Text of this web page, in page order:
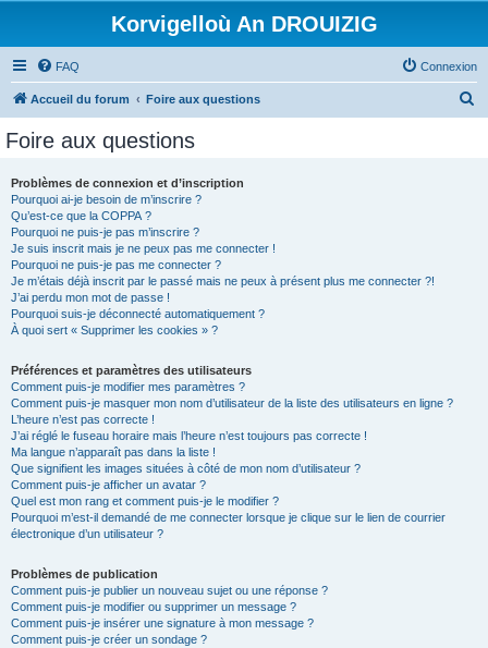
Korvigelloù An DROUIZIG
FAQ Connexion
Accueil du forum Foire aux questions
Foire aux questions
Problèmes de connexion et d’inscription
Pourquoi ai-je besoin de m’inscrire ?
Qu’est-ce que la COPPA ?
Pourquoi ne puis-je pas m’inscrire ?
Je suis inscrit mais je ne peux pas me connecter !
Pourquoi ne puis-je pas me connecter ?
Je m’étais déjà inscrit par le passé mais ne peux à présent plus me connecter ?!
J’ai perdu mon mot de passe !
Pourquoi suis-je déconnecté automatiquement ?
À quoi sert « Supprimer les cookies » ?
Préférences et paramètres des utilisateurs
Comment puis-je modifier mes paramètres ?
Comment puis-je masquer mon nom d’utilisateur de la liste des utilisateurs en ligne ?
L’heure n’est pas correcte !
J’ai réglé le fuseau horaire mais l’heure n’est toujours pas correcte !
Ma langue n’apparaît pas dans la liste !
Que signifient les images situées à côté de mon nom d’utilisateur ?
Comment puis-je afficher un avatar ?
Quel est mon rang et comment puis-je le modifier ?
Pourquoi m’est-il demandé de me connecter lorsque je clique sur le lien de courrier
électronique d’un utilisateur ?
Problèmes de publication
Comment puis-je publier un nouveau sujet ou une réponse ?
Comment puis-je modifier ou supprimer un message ?
Comment puis-je insérer une signature à mon message ?
Comment puis-je créer un sondage ?